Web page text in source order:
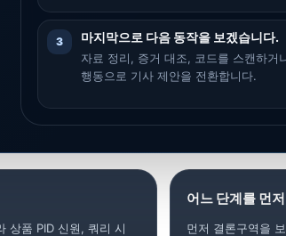
3 마지막으로 다음 동작을 보겠습니다.
자료 정리, 증거 대조, 코드를 스캔하거
행동으로 기사 제안을 전환합니다.
상품 PID 신원, 쿼리 시
어느 단계를 먼
먼저 결론구역을